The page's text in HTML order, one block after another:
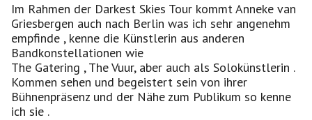
Im Rahmen der Darkest Skies Tour kommt Anneke van
Griesbergen auch nach Berlin was ich sehr angenehm
empfinde , kenne die Künstlerin aus anderen
Bandkonstellationen wie
The Gatering , The Vuur, aber auch als Solokünstlerin .
Kommen sehen und begeistert sein von ihrer
Bühnenpräsenz und der Nähe zum Publikum so kenne
ich sie .